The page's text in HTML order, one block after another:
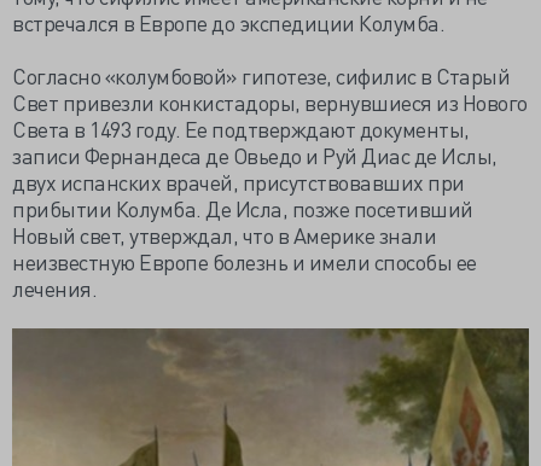
встречался в Европе до экспедиции Колумба.
Согласно «колумбовой» гипотезе, сифилис в Старый
Свет привезли конкистадоры, вернувшиеся из Нового
Света в 1493 году. Ее подтверждают документы,
записи Фернандеса де Овьедо и Руй Диас де Ислы,
двух испанских врачей, присутствовавших при
прибытии Колумба. Де Исла, позже посетивший
Новый свет, утверждал, что в Америке знали
неизвестную Европе болезнь и имели способы ее
лечения.